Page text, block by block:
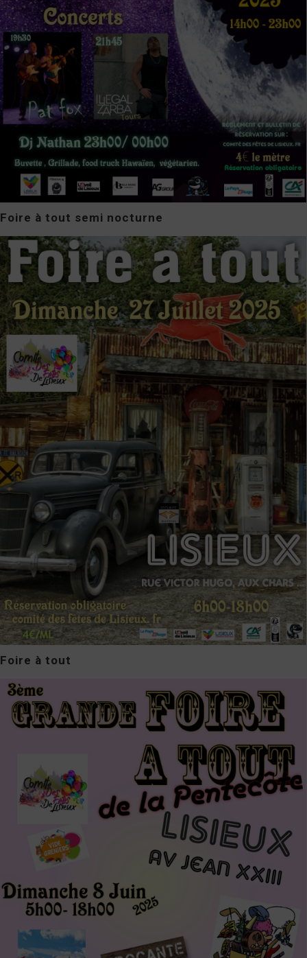
Foire à tout semi nocturne
Foire à tout